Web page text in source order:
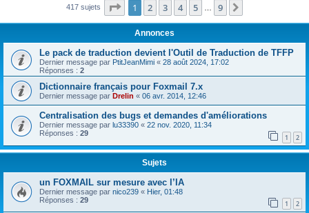
e
417 sujets Page 1sur9
1 2 3 4 5 9
Annonces
Le pack de traduction devient l'Outil de Traduction de TFFP
Dernier message par PtitJeanMimi « 28 août 2024, 17:02
Réponses : 2
Dictionnaire français pour Foxmail 7.x
Dernier message par Drelin « 06 avr. 2014, 12:46
Centralisation des bugs et demandes d'améliorations
Dernier message par lu33390 « 22 nov. 2020, 11:34
Réponses : 29 1 2
Sujets
un FOXMAIL sur mesure avec l’IA
Dernier message par nico239 « Hier, 01:48
Réponses : 29 1 2